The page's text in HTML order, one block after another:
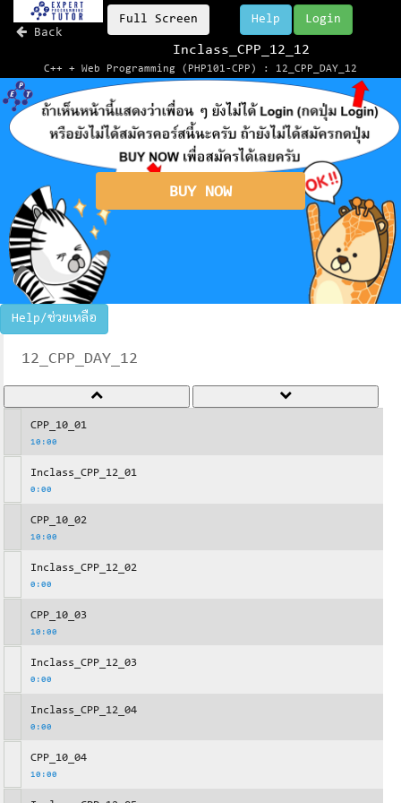
Back
Full Screen Login
Help
Inclass_CPP_12_12
C++ + Web Programming (PHP101-CPP) : 12_CPP_DAY_12
BUY NOW
Help/ช่วยเหลือ
12_CPP_DAY_12
CPP_10_01
10:00
Inclass_CPP_12_01
0:00
CPP_10_02
10:00
Inclass_CPP_12_02
0:00
CPP_10_03
10:00
Inclass_CPP_12_03
0:00
Inclass_CPP_12_04
0:00
CPP_10_04
10:00